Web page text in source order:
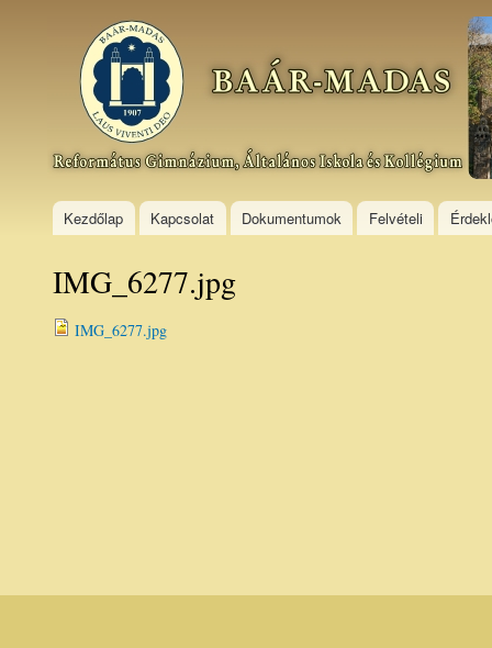
Baár–
Madas
Református
Gimnázium,
Általános
Kollégium
Kezdőlap Kapcsolat Dokumentumok Felvételi
IMG_6277.jpg
IMG_6277.jpg